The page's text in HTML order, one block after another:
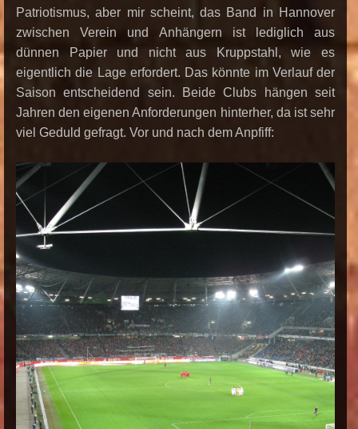
Patriotismus, aber mir scheint, das Band in Hannover
zwischen Verein und Anhängern ist lediglich aus
dünnen Papier und nicht aus Kruppstahl, wie es
eigentlich die Lage erfordert. Das könnte im Verlauf der
Saison entscheidend sein. Beide Clubs hängen seit
Jahren den eigenen Anforderungen hinterher, da ist sehr
viel Geduld gefragt. Vor und nach dem Anpfiff: